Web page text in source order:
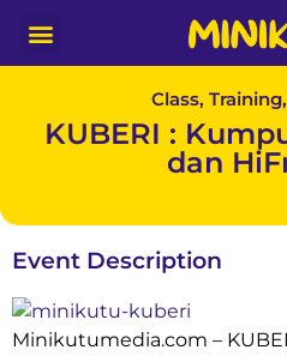
Class,
KUBERI :
dan
Event Description
Minikutumedia.com –